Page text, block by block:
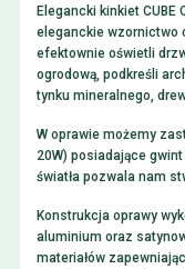
Elegancki kinkiet CUBE
eleganckie wzornictwo
efektownie oświetli
ogrodową, podkreśli
tynku mineralnego,
W oprawie możemy
20W) posiadające
światła pozwala nam
Konstrukcja oprawy
aluminium oraz
materiałów